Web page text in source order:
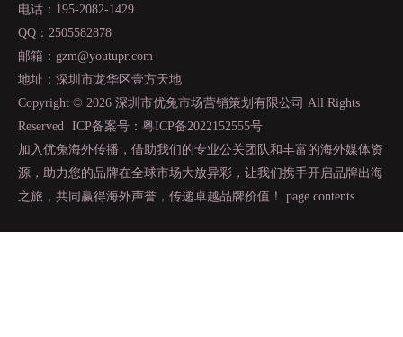
电话：195-2082-1429
QQ：2505582878
邮箱：gzm@youtupr.com
地址：深圳市龙华区壹方天地
Copyright © 2026 深圳市优兔市场营销策划有限公司 All Rights
Reserved
ICP备案号：粤ICP备2022152555号
加入优兔海外传播，借助我们的专业公关团队和丰富的海外媒体资
源，助力您的品牌在全球市场大放异彩，让我们携手开启品牌出海
之旅，共同赢得海外声誉，传递卓越品牌价值！ page contents